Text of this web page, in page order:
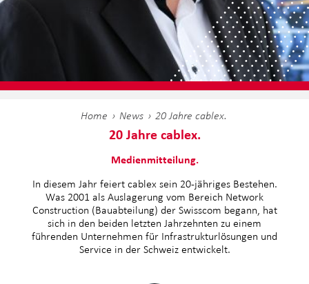
Home News 20 Jahre cablex.
20 Jahre cablex.
Medienmitteilung.
In diesem Jahr feiert cablex sein 20-jähriges Bestehen.
Was 2001 als Auslagerung vom Bereich Network
Construction (Bauabteilung) der Swisscom begann, hat
sich in den beiden letzten Jahrzehnten zu einem
führenden Unternehmen für Infrastrukturlösungen und
Service in der Schweiz entwickelt.